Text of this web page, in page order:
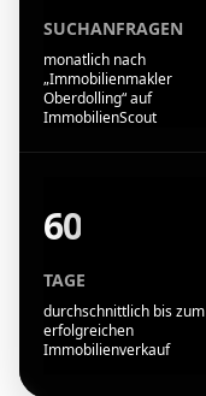
SUCHANFRAGEN
monatlich nach
„Immobilienmakler
Oberdolling“ auf
ImmobilienScout
60
TAGE
durchschnittlich bis zum
erfolgreichen
Immobilienverkauf